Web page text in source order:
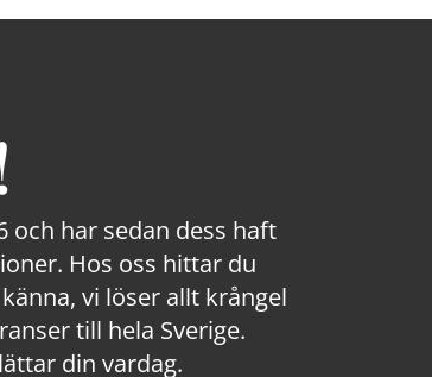
har sedan dess haft
Hos oss hittar du
vi löser allt krångel
till hela Sverige.
din vardag.